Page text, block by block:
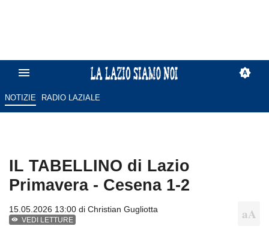
NOTIZIE RADIO LAZIALE
IL TABELLINO di Lazio
Primavera - Cesena 1-2
15.05.2026 13:00 di Christian Gugliotta
VEDI LETTURE